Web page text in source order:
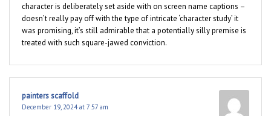
character is deliberately set aside with on screen name captions –
doesn’t really pay off with the type of intricate ‘character study’ it
was promising, it’s still admirable that a potentially silly premise is
treated with such square-jawed conviction.
painters scaffold
December 19, 2024 at 7:57 am